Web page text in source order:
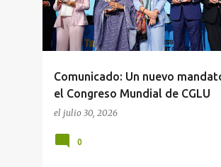
Comunicado: Un nuevo
el Congreso Mundial de CGLU
el julio 30, 2026
0